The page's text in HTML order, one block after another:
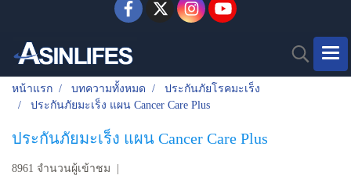
หน้าแรก บทความทั้งหมด
ประกันภัยโรคมะเร็ง
ประกันภัยมะเร็ง แผน Cancer Care Plus
ประกันภัยมะเร็ง แผน Cancer Care Plus
8961 จำนวนผู้เข้าชม